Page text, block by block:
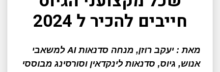
חייבים להכיר ל 2024
מאת : יעקב רוזן, מנחה סדנאות AI למשאבי
אנוש, גיוס, סדנאות לינקדאין וסורסינג מבוססי